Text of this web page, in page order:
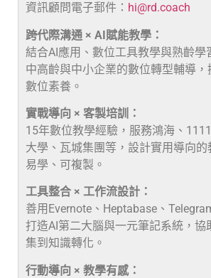
資訊顧問電子郵件： hi@rd.coach
跨代際溝通 × AI賦能教學：
結合AI應用、數位工具教學與熟齡學
中高齡與中小企業的數位轉型輔導
數位素養。
實戰導向 × 客製培訓：
15年數位教學經驗，服務鴻海、
大學、瓦城集團等，設計實用導向的
易學、可複製。
工具整合 × 工作流設計：
善用Evernote、Heptabase、
打造AI第二大腦與一元筆記系統，協
集到知識轉化。
行動導向 × 教學有感：